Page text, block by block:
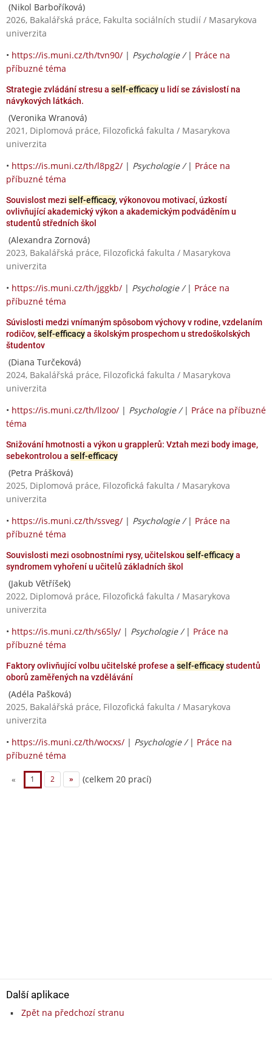
(Nikol Barboříková)
2026, Bakalářská práce, Fakulta sociálních studií / Masarykova
univerzita
• https://is.muni.cz/th/tvn90/ | Psychologie / | Práce na
příbuzné téma
Strategie zvládání stresu a self-efficacyu lidí se závislostí na
návykových látkách.
(Veronika Wranová)
2021, Diplomová práce, Filozofická fakulta / Masarykova
univerzita
• https://is.muni.cz/th/l8pg2/ | Psychologie / | Práce na
příbuzné téma
Souvislost mezi self-efficacy, výkonovou motivací, úzkostí
ovlivňující akademický výkon a akademickým podváděním u
studentů středních škol
(Alexandra Zornová)
2023, Bakalářská práce, Filozofická fakulta / Masarykova
univerzita
• https://is.muni.cz/th/jggkb/ | Psychologie / | Práce na
příbuzné téma
Súvislosti medzi vnímaným spôsobom výchovy v rodine, vzdelaním
rodičov,self-efficacya školským prospechom u stredoškolských
študentov
(Diana Turčeková)
2024, Bakalářská práce, Filozofická fakulta / Masarykova
univerzita
• https://is.muni.cz/th/llzoo/ | Psychologie / | Práce na příbuzné
téma
Snižování hmotnosti a výkon u grapplerů: Vztah mezi body image,
sebekontrolou a self-efficacy
(Petra Prášková)
2025, Diplomová práce, Filozofická fakulta / Masarykova
univerzita
• https://is.muni.cz/th/ssveg/ | Psychologie / | Práce na
příbuzné téma
Souvislosti mezi osobnostními rysy, učitelskou self-efficacya
syndromem vyhoření u učitelů základních škol
(Jakub Větříšek)
2022, Diplomová práce, Filozofická fakulta / Masarykova
univerzita
• https://is.muni.cz/th/s65ly/ | Psychologie / | Práce na
příbuzné téma
Faktory ovlivňující volbu učitelské profese a self-efficacystudentů
oborů zaměřených na vzdělávání
(Adéla Pašková)
2025, Bakalářská práce, Filozofická fakulta / Masarykova
univerzita
• https://is.muni.cz/th/wocxs/ | Psychologie / | Práce na
příbuzné téma
« 1 2 » (celkem 20 prací)
Další aplikace
Zpět na předchozí stranu